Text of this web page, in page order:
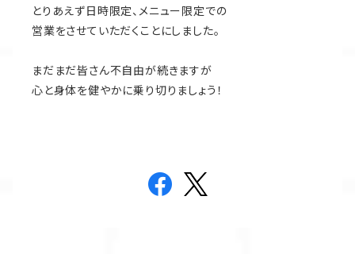
とりあえず日時限定、メニュー限定での
営業をさせていただくことにしました。
まだまだ皆さん不自由が続きますが
心と身体を健やかに乗り切りましょう！